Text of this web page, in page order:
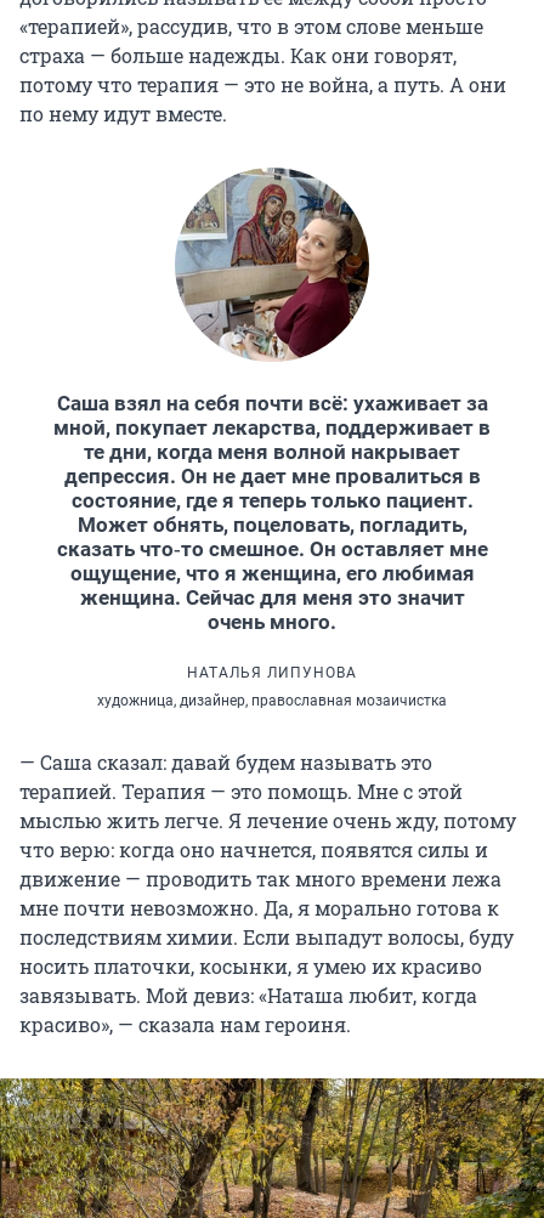
«терапией», рассудив, что в этом слове меньше
страха — больше надежды. Как они говорят,
потому что терапия — это не война, а путь. А они
по нему идут вместе.
Саша взял на себя почти всё: ухаживает за
мной, покупает лекарства, поддерживает в
те дни, когда меня волной накрывает
депрессия. Он не дает мне провалиться в
состояние, где я теперь только пациент.
Может обнять, поцеловать, погладить,
сказать что‑то смешное. Он оставляет мне
ощущение, что я женщина, его любимая
женщина. Сейчас для меня это значит
очень много.
НАТАЛЬЯ ЛИПУНОВА
художница, дизайнер, православная мозаичистка
— Саша сказал: давай будем называть это
терапией. Терапия — это помощь. Мне с этой
мыслью жить легче. Я лечение очень жду, потому
что верю: когда оно начнется, появятся силы и
движение — проводить так много времени лежа
мне почти невозможно. Да, я морально готова к
последствиям химии. Если выпадут волосы, буду
носить платочки, косынки, я умею их красиво
завязывать. Мой девиз: «Наташа любит, когда
красиво», — сказала нам героиня.